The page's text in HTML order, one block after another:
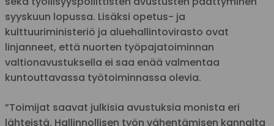
syyskuun lopussa. Lisäksi opetus- ja
kulttuuriministeriö ja aluehallintovirasto ovat
linjanneet, että nuorten työpajatoiminnan
valtionavustuksella ei saa enää valmentaa
kuntouttavassa työtoiminnassa olevia.
”Toimijat saavat julkisia avustuksia monista eri
lähteistä. Hallinnollisen työn vähentämisen kannalta